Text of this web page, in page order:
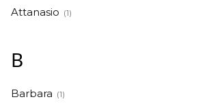
Attanasio (1)
B
Barbara (1)